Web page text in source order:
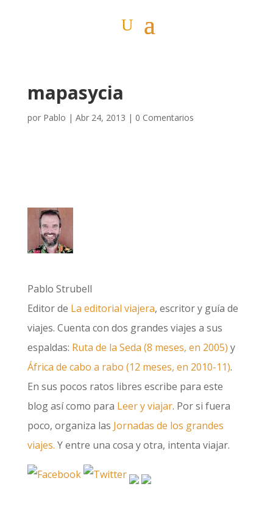
mapasycia
por Pablo | Abr 24, 2013 | 0 Comentarios
Pablo Strubell
Editor de La editorial viajera, escritor y guía de
viajes. Cuenta con dos grandes viajes a sus
espaldas: Ruta de la Seda (8 meses, en 2005) y
África de cabo a rabo (12 meses, en 2010-11).
En sus pocos ratos libres escribe para este
blog así como para Leer y viajar. Por si fuera
poco, organiza las Jornadas de los grandes
viajes. Y entre una cosa y otra, intenta viajar.